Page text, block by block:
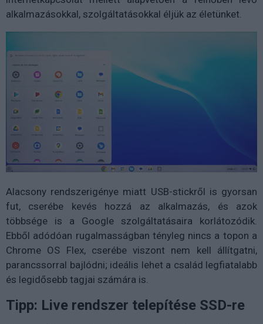
alkalmazásokkal, szolgáltatásokkal éljük az életünket.
Alacsony rendszerigénye miatt USB-stickről is gyorsan
fut, cserébe kevés hozzá az alkalmazás, és azok
többsége is a Google szolgáltatásaira korlátozódik.
Ebből adódóan rugalmasságban tényleg nincs a topon a
Chrome OS Flex, cserébe viszont nem kell állítgatni,
parancssorral bajlódni; ideális lehet a család legfiatalabb
és legidősebb tagjai számára is.
Tipp: Live rendszer telepítése SSD-re